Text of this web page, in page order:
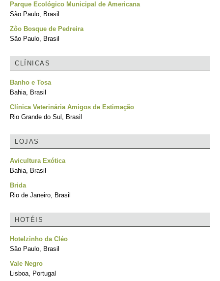
Parque Ecológico Municipal de Americana
São Paulo, Brasil
Zôo Bosque de Pedreira
São Paulo, Brasil
CLÍNICAS
Banho e Tosa
Bahia, Brasil
Clínica Veterinária Amigos de Estimação
Rio Grande do Sul, Brasil
LOJAS
Avicultura Exótica
Bahia, Brasil
Brida
Rio de Janeiro, Brasil
HOTÉIS
Hotelzinho da Cléo
São Paulo, Brasil
Vale Negro
Lisboa, Portugal